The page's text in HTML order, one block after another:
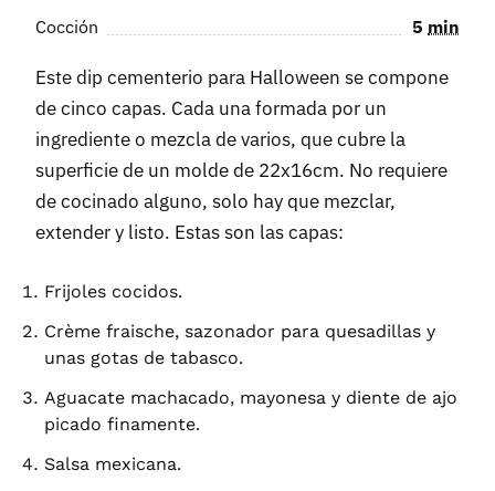
Cocción
5 min
Este dip cementerio para Halloween se compone
de cinco capas. Cada una formada por un
ingrediente o mezcla de varios, que cubre la
superficie de un molde de 22x16cm. No requiere
de cocinado alguno, solo hay que mezclar,
extender y listo. Estas son las capas:
Frijoles cocidos.
Crème fraische, sazonador para quesadillas y
unas gotas de tabasco.
Aguacate machacado, mayonesa y diente de ajo
picado finamente.
Salsa mexicana.